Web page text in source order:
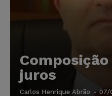
juros
Carlos Henrique Abrão - 07/